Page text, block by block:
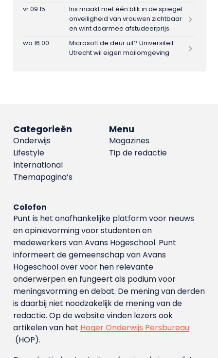
vr 09:15
Iris maakt met één blik in de spiegel
onveiligheid van vrouwen zichtbaar
en wint daarmee afstudeerprijs
wo 16:00
Microsoft de deur uit? Universiteit
Utrecht wil eigen mailomgeving
Menu
Magazines
Tip de redactie
Categorieën
Onderwijs
Lifestyle
International
Themapagina’s
Colofon
Punt is het onafhankelijke platform voor nieuws
en opinievorming voor studenten en
medewerkers van Avans Hoge­school. Punt
informeert de gemeenschap van Avans
Hogeschool over voor hen relevante
onderwerpen en fungeert als podium voor
meningsvorming en debat. De mening van derden
is daarbij niet noodzakelijk de mening van de
redactie. Op de website vinden lezers ook
artikelen van het Hoger Onderwijs Persbureau
(HOP).